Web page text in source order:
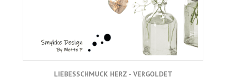
LIEBESSCHMUCK HERZ - VERGOLDET